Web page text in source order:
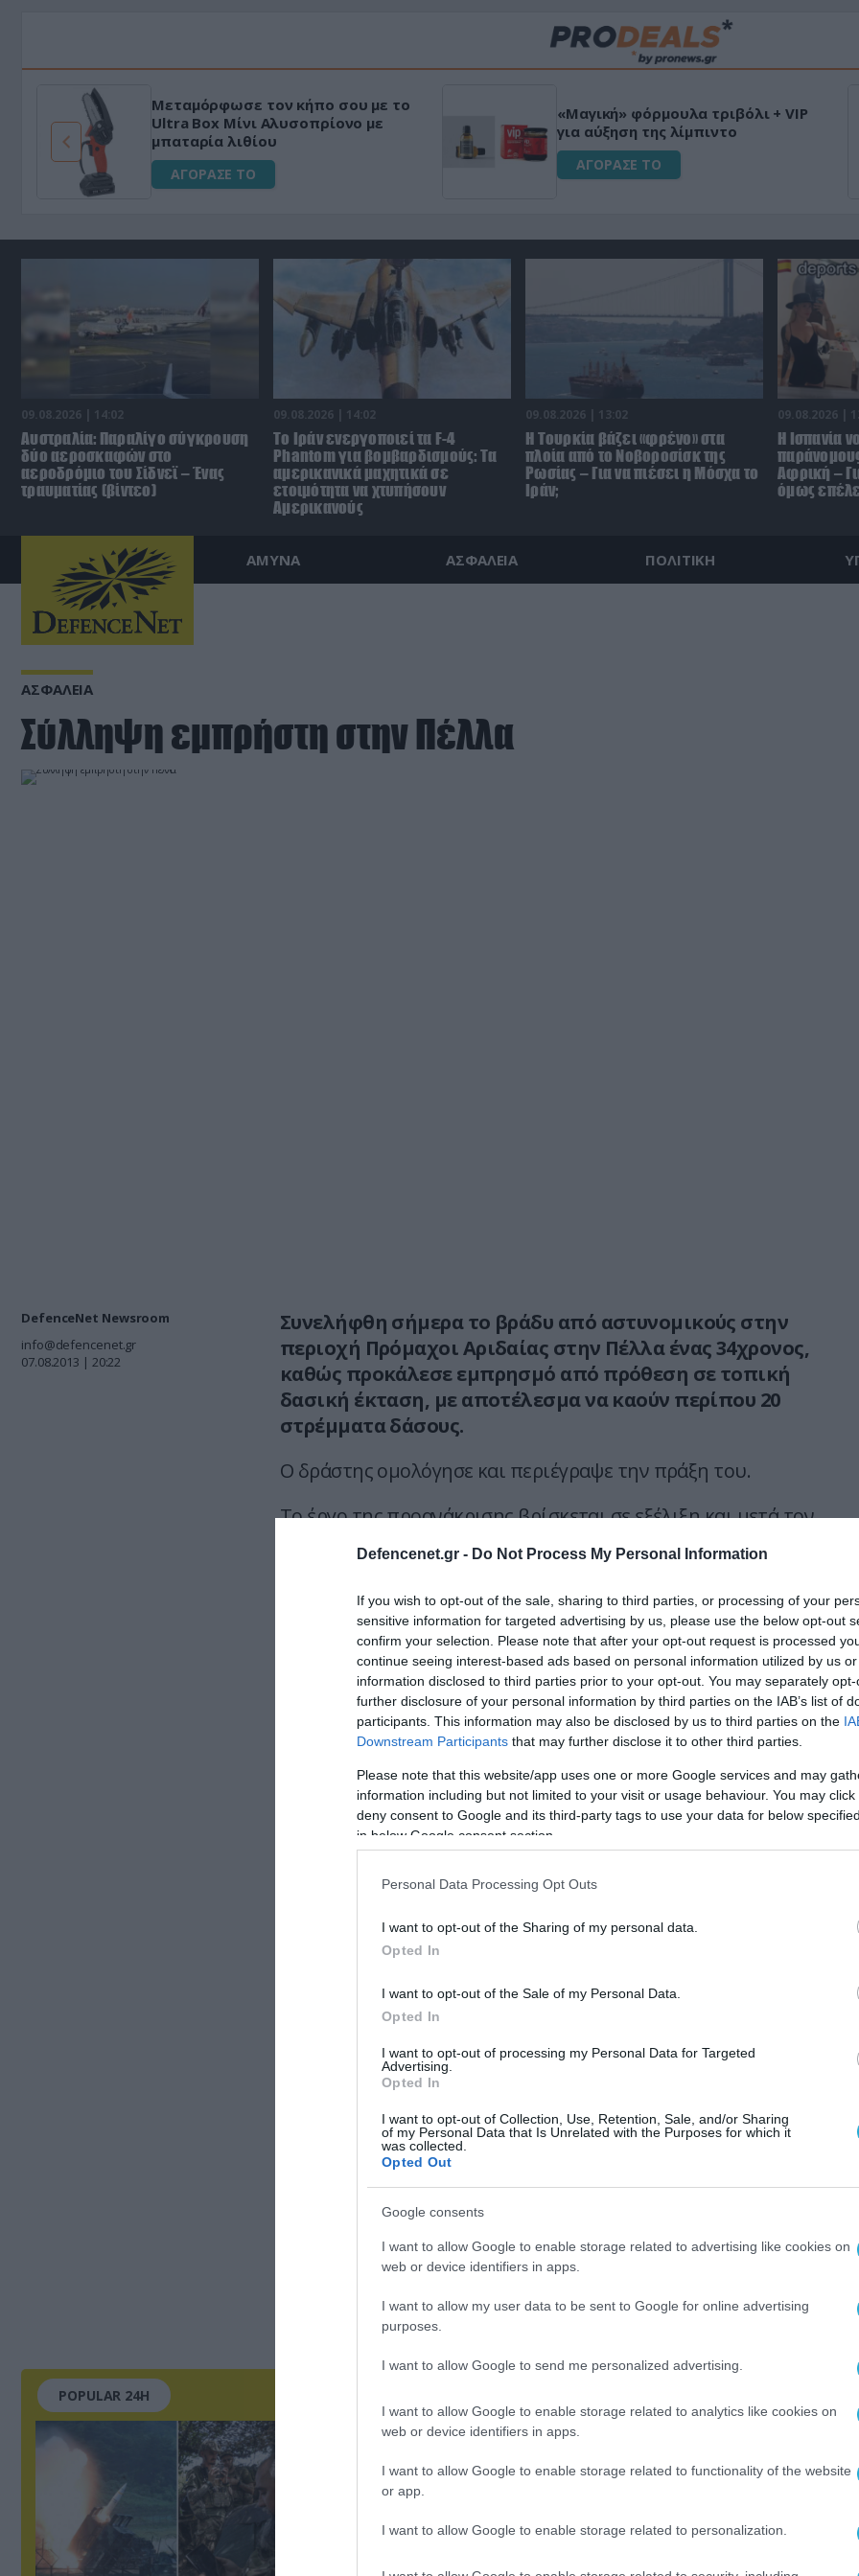
Defencenet.gr - Do Not Process My Personal Information
If you wish to opt-out of the sale, sharing to third parties, or processing of your
sensitive information for targeted advertising by us, please use the below opt-out
confirm your selection. Please note that after your opt-out request is processed
continue seeing interest-based ads based on personal information utilized by us
information disclosed to third parties prior to your opt-out. You may separately
further disclosure of your personal information by third parties on the IAB’s list of
participants. This information may also be disclosed by us to third parties on the
Downstream Participants that may further disclose it to other third parties.
Please note that this website/app uses one or more Google services and may
information including but not limited to your visit or usage behaviour. You may
deny consent to Google and its third-party tags to use your data for below
in below Google consent section.
Personal Data Processing Opt Outs
I want to opt-out of the Sharing of my personal data.
Opted In
I want to opt-out of the Sale of my Personal Data.
Opted In
I want to opt-out of processing my Personal Data for Targeted
Advertising.
Opted In
I want to opt-out of Collection, Use, Retention, Sale, and/or Sharing
of my Personal Data that Is Unrelated with the Purposes for which it
was collected.
Opted Out
Google consents
I want to allow Google to enable storage related to advertising like cookies on
web or device identifiers in apps.
I want to allow my user data to be sent to Google for online advertising
purposes.
I want to allow Google to send me personalized advertising.
I want to allow Google to enable storage related to analytics like cookies on
web or device identifiers in apps.
I want to allow Google to enable storage related to functionality of the website
or app.
I want to allow Google to enable storage related to personalization.
Μεταμόρφωσε τον κήπο σου με το
Ultra Box Μίνι Αλυσοπρίονο με
μπαταρία λιθίου
ΑΓΟΡΑΣΕ ΤΟ
«Μαγική» φόρμουλα τριβόλι + VIP
για αύξηση της λίμπιντο
ΑΓΟΡΑΣΕ ΤΟ
09.08.2026 | 14:02
Αυστραλία: Παραλίγο σύγκρουση
δύο αεροσκαφών στο
αεροδρόμιο του Σίδνεϊ – Ένας
τραυματίας (βίντεο)
09.08.2026 | 14:02
Το Ιράν ενεργοποιεί τα F-4
Phantom για βομβαρδισμούς: Τα
αμερικανικά μαχητικά σε
ετοιμότητα να χτυπήσουν
Αμερικανούς
09.08.2026 | 13:02
Η Τουρκία βάζει «φρένο» στα
πλοία από το Νοβοροσίσκ της
Ρωσίας – Για να πιέσει η Μόσχα το
Ιράν;
09.08.2026 |
Η Ισπανία
Αφρική –
όμως
ΑΜΥΝΑ ΑΣΦΑΛΕΙΑ ΠΟΛΙΤΙΚΗ
ΑΣΦΑΛΕΙΑ
Σύλληψη εμπρήστη στην Πέλλα
DefenceNet Newsroom
info@defencenet.gr
07.08.2013 | 20:22
Συνελήφθη σήμερα το βράδυ από αστυνομικούς στην
περιοχή Πρόμαχοι Αριδαίας στην Πέλλα ένας 34χρονος,
καθώς προκάλεσε εμπρησμό από πρόθεση σε τοπική
δασική έκταση, με αποτέλεσμα να καούν περίπου 20
στρέμματα δάσους.
Ο δράστης ομολόγησε και περιέγραψε την πράξη του.
Το έργο της προανάκρισης βρίσκεται σε εξέλιξη και μετά τον
σχηματισμό της δικογραφίας ο συλληφθείς θα οδηγηθεί στον
αρμόδιο εισαγγελέα.
Τμήμα ειδήσεων defencenet.gr
ΣΧΟΛΙΑΣΤΕ ΤΟ ΑΡΘΡΟ
POPULAR 24H